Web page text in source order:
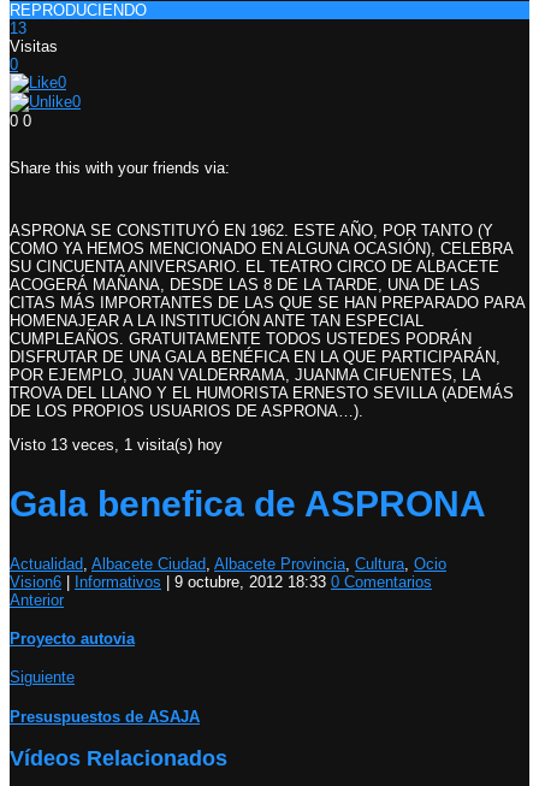
REPRODUCIENDO
13
Visitas
0
0
0
0 0
Share this with your friends via:
ASPRONA SE CONSTITUYÓ EN 1962. ESTE AÑO, POR TANTO (Y
COMO YA HEMOS MENCIONADO EN ALGUNA OCASIÓN), CELEBRA
SU CINCUENTA ANIVERSARIO. EL TEATRO CIRCO DE ALBACETE
ACOGERÁ MAÑANA, DESDE LAS 8 DE LA TARDE, UNA DE LAS
CITAS MÁS IMPORTANTES DE LAS QUE SE HAN PREPARADO PARA
HOMENAJEAR A LA INSTITUCIÓN ANTE TAN ESPECIAL
CUMPLEAÑOS. GRATUITAMENTE TODOS USTEDES PODRÁN
DISFRUTAR DE UNA GALA BENÉFICA EN LA QUE PARTICIPARÁN,
POR EJEMPLO, JUAN VALDERRAMA, JUANMA CIFUENTES, LA
TROVA DEL LLANO Y EL HUMORISTA ERNESTO SEVILLA (ADEMÁS
DE LOS PROPIOS USUARIOS DE ASPRONA…).
Visto 13 veces, 1 visita(s) hoy
Gala benefica de ASPRONA
Actualidad Albacete Ciudad Albacete Provincia Cultura Ocio
Vision6
Informativos 9 octubre, 2012 18:33 0 Comentarios
Anterior
Proyecto autovia
Siguiente
Presuspuestos de ASAJA
Vídeos Relacionados